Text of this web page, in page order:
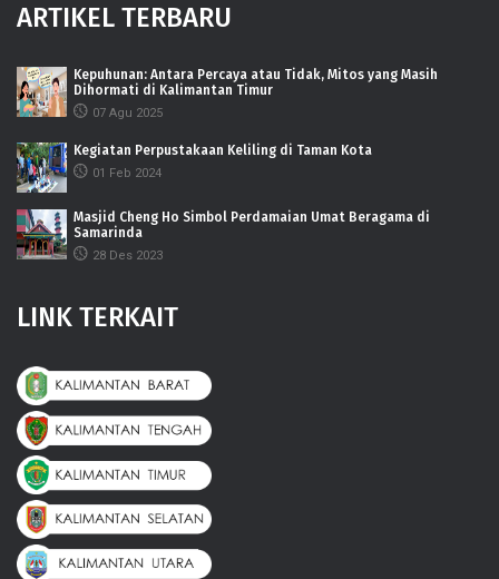
ARTIKEL TERBARU
Kepuhunan: Antara Percaya atau Tidak, Mitos yang Masih
Dihormati di Kalimantan Timur
07 Agu 2025
Kegiatan Perpustakaan Keliling di Taman Kota
01 Feb 2024
Masjid Cheng Ho Simbol Perdamaian Umat Beragama di
Samarinda
28 Des 2023
LINK TERKAIT